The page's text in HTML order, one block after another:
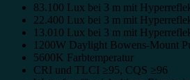
83.100 Lux bei 3 m mit
22.400 Lux bei 3 m mit
13.010 Lux bei 3 m mit
1200W Daylight Bowens-Mount
5600K Farbtemperatur
CRI und TLCI ≥95, CQS ≥96